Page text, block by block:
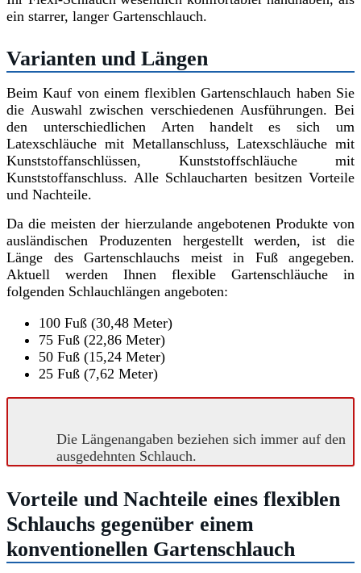
ein starrer, langer Gartenschlauch.
Varianten und Längen
Beim Kauf von einem flexiblen Gartenschlauch haben Sie
die Auswahl zwischen verschiedenen Ausführungen. Bei
den unterschiedlichen Arten handelt es sich um
Latexschläuche mit Metallanschluss, Latexschläuche mit
Kunststoffanschlüssen, Kunststoffschläuche mit
Kunststoffanschluss. Alle Schlaucharten besitzen Vorteile
und Nachteile.
Da die meisten der hierzulande angebotenen Produkte von
ausländischen Produzenten hergestellt werden, ist die
Länge des Gartenschlauchs meist in Fuß angegeben.
Aktuell werden Ihnen flexible Gartenschläuche in
folgenden Schlauchlängen angeboten:
100 Fuß (30,48 Meter)
75 Fuß (22,86 Meter)
50 Fuß (15,24 Meter)
25 Fuß (7,62 Meter)
Die Längenangaben beziehen sich immer auf den
ausgedehnten Schlauch.
Vorteile und Nachteile eines flexiblen
Schlauchs gegenüber einem
konventionellen Gartenschlauch